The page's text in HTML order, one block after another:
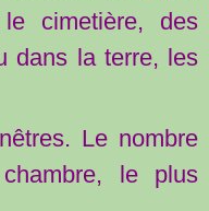
cimetière, des
dans la terre, les
Le nombre
le plus